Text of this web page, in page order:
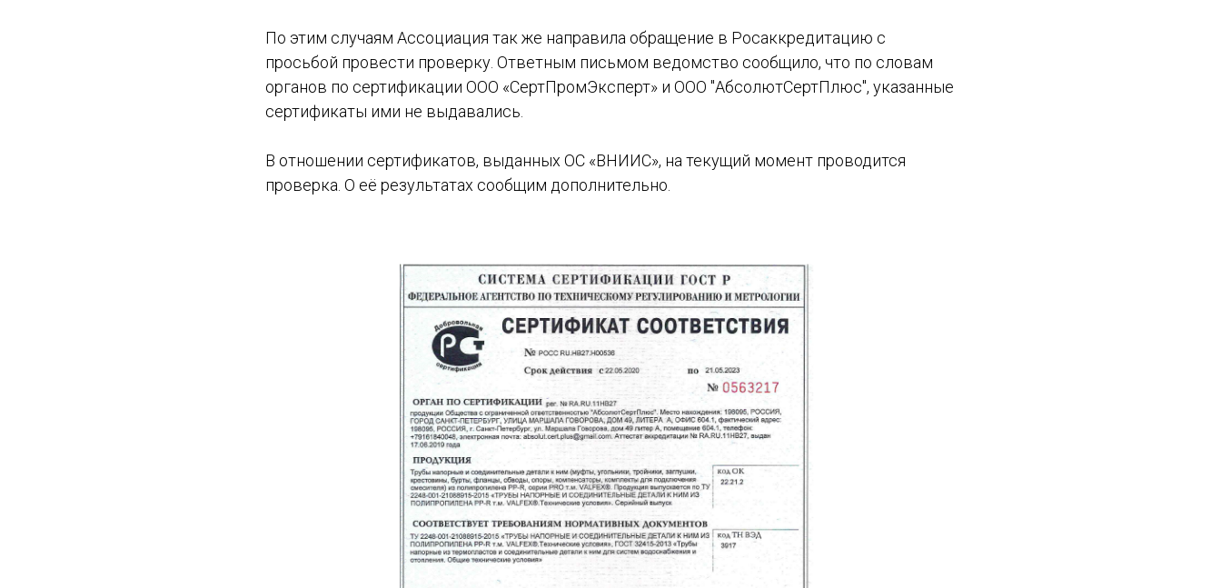
По этим случаям Ассоциация так же направила обращение в Росаккредитацию с
просьбой провести проверку. Ответным письмом ведомство сообщило, что по словам
органов по сертификации ООО «СертПромЭксперт» и ООО "АбсолютСертПлюс", указанные
сертификаты ими не выдавались.
В отношении сертификатов, выданных ОС «ВНИИС», на текущий момент проводится
проверка. О её результатах сообщим дополнительно.